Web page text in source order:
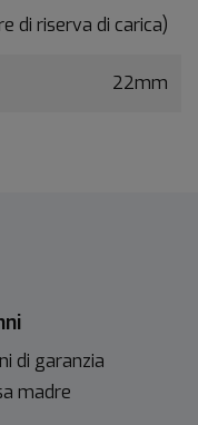
di riserva di carica)
22mm
di garanzia
madre